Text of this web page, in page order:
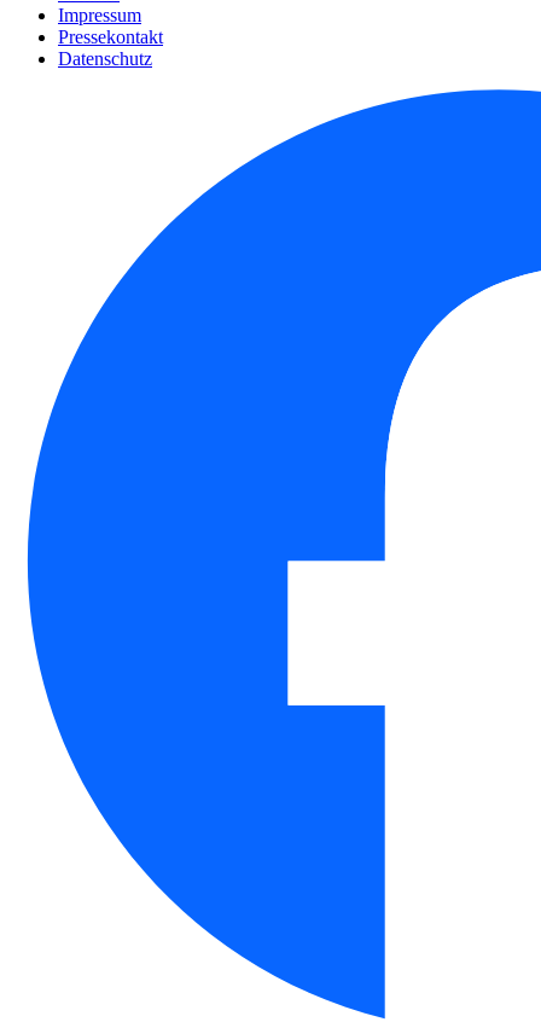
Impressum
Pressekontakt
Datenschutz